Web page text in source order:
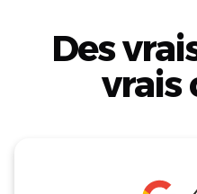
Des
vrais